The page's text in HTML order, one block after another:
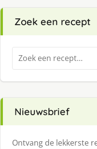
Zoek een recept
Zoeken
naar:
Nieuwsbrief
Ontvang de lekkerste